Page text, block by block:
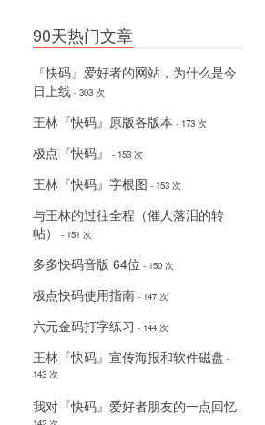
90天热门文章
『快码』爱好者的网站，为什么是今
日上线 - 303 次
王林『快码』原版各版本 - 173 次
极点『快码』 - 153 次
王林『快码』字根图 - 153 次
与王林的过往全程（催人落泪的转
帖）
- 151 次
多多快码音版 64位 - 150 次
极点快码使用指南 - 147 次
六元金码打字练习 - 144 次
王林『快码』宣传海报和软件磁盘 -
143 次
我对『快码』爱好者朋友的一点回忆 -